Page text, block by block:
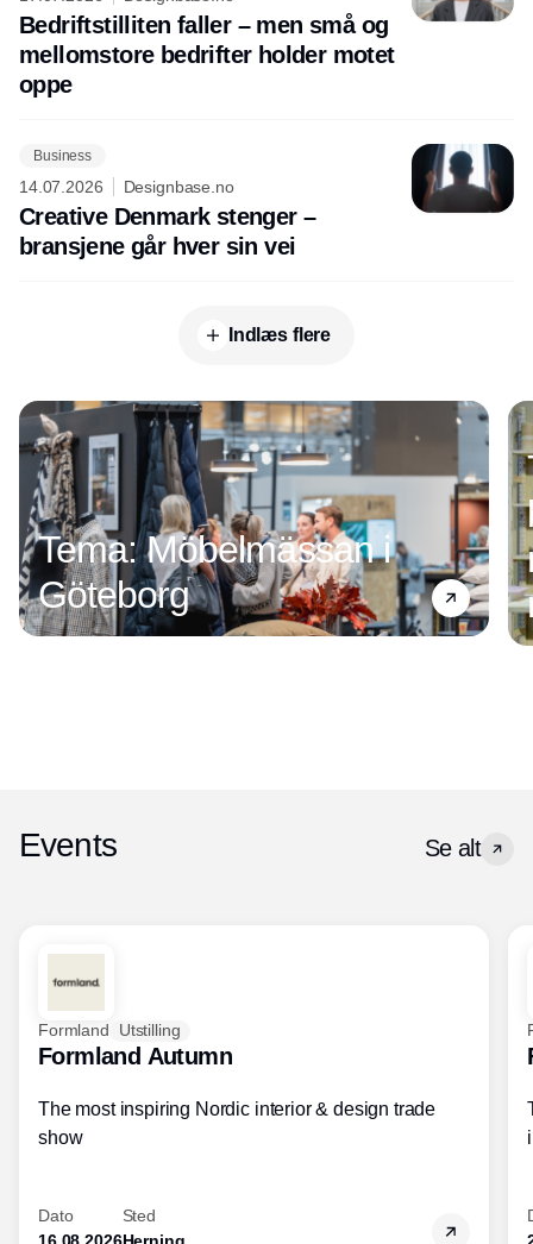
Bedriftstilliten faller – men små og
mellomstore bedrifter holder motet
oppe
Business
14.07.2026 Designbase.no
Creative Denmark stenger –
bransjene går hver sin vei
Indlæs flere
Tema: Möbelmässan i
Göteborg
Events Se alt
Formland Utstilling
Formland Autumn
The most inspiring Nordic interior & design trade
show
Dato
Sted